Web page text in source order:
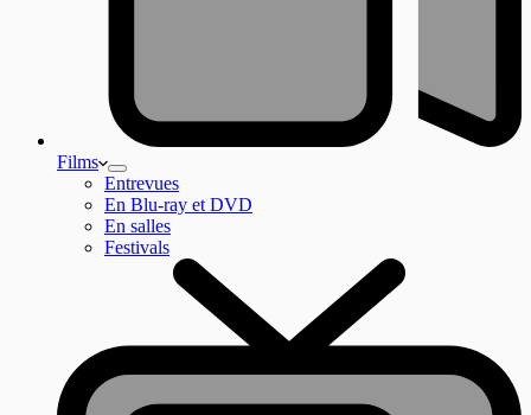
Films
Entrevues
En Blu-ray et DVD
En salles
Festivals